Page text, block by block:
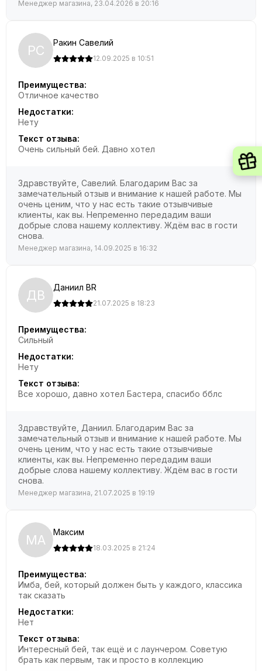
Менеджер магазина, 23.04.2026 в 20:16
РС Ракин Савелий
12.09.2025 в 10:51
Преимущества:
Отличное качество
Недостатки:
Нету
Текст отзыва:
Очень сильный бей. Давно хотел
Здравствуйте, Савелий. Благодарим Вас за
замечательный отзыв и внимание к нашей работе. Мы
очень ценим, что у нас есть такие отзывчивые
клиенты, как вы. Непременно передадим ваши
добрые слова нашему коллективу. Ждём вас в гости
снова.
Менеджер магазина, 14.09.2025 в 16:32
ДB Даниил BR
21.07.2025 в 18:23
Преимущества:
Сильный
Недостатки:
Нету
Текст отзыва:
Все хорошо, давно хотел Бастера, спасибо бблс
Здравствуйте, Даниил. Благодарим Вас за
замечательный отзыв и внимание к нашей работе. Мы
очень ценим, что у нас есть такие отзывчивые
клиенты, как вы. Непременно передадим ваши
добрые слова нашему коллективу. Ждём вас в гости
снова.
Менеджер магазина, 21.07.2025 в 19:19
МА Максим
18.03.2025 в 21:24
Преимущества:
Имба, бей, который должен быть у каждого, классика
так сказать
Недостатки:
Нет
Текст отзыва:
Интересный бей, так ещё и с лаунчером. Советую
брать как первым, так и просто в коллекцию